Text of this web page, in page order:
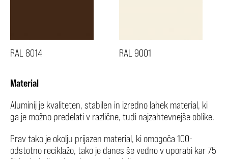
RAL 8014 RAL 9001
Material
Aluminij je kvaliteten, stabilen in izredno lahek material, ki
ga je možno predelati v različne, tudi najzahtevnejše oblike.
Prav tako je okolju prijazen material, ki omogoča 100-
odstotno reciklažo, tako je danes še vedno v uporabi kar 75